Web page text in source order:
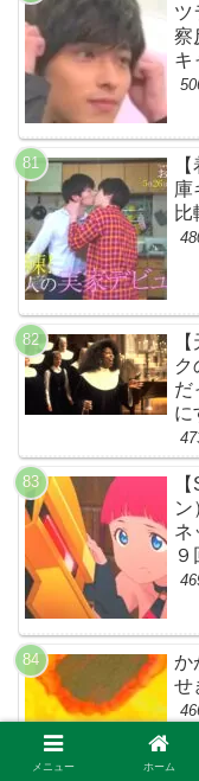
ツ
察
キ
庫
比
ク
だ
に
ン
ネ
９
か
せ
メニュー ホーム